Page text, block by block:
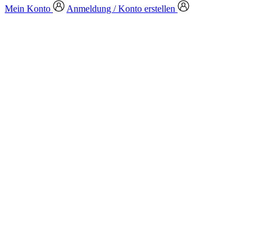
Mein Konto
Anmeldung / Konto erstellen